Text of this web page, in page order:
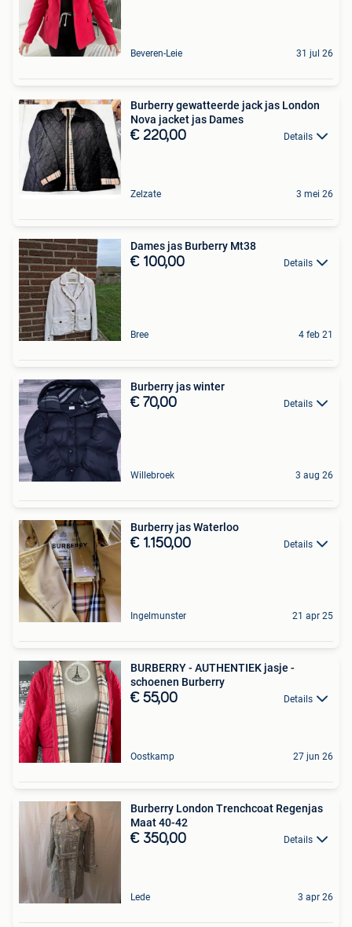
Beveren-Leie 31 jul 26
Burberry gewatteerde jack jas London
Nova jacket jas Dames
€ 220,00 Details
Zelzate 3 mei 26
Dames jas Burberry Mt38
€ 100,00 Details
Bree 4 feb 21
Burberry jas winter
€ 70,00 Details
Willebroek 3 aug 26
Burberry jas Waterloo
€ 1.150,00 Details
Ingelmunster 21 apr 25
BURBERRY - AUTHENTIEK jasje -
schoenen Burberry
€ 55,00 Details
Oostkamp 27 jun 26
Burberry London Trenchcoat Regenjas
Maat 40-42
€ 350,00 Details
Lede 3 apr 26